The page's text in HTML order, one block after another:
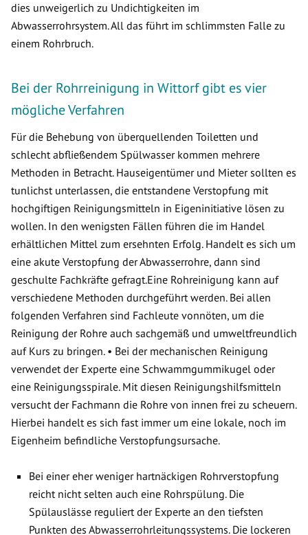
dies unweigerlich zu Undichtigkeiten im
Abwasserrohrsystem. All das führt im schlimmsten Falle zu
einem Rohrbruch.
Bei der Rohrreinigung in Wittorf gibt es vier
mögliche Verfahren
Für die Behebung von überquellenden Toiletten und
schlecht abfließendem Spülwasser kommen mehrere
Methoden in Betracht. Hauseigentümer und Mieter sollten es
tunlichst unterlassen, die entstandene Verstopfung mit
hochgiftigen Reinigungsmitteln in Eigeninitiative lösen zu
wollen. In den wenigsten Fällen führen die im Handel
erhältlichen Mittel zum ersehnten Erfolg. Handelt es sich um
eine akute Verstopfung der Abwasserrohre, dann sind
geschulte Fachkräfte gefragt.Eine Rohreinigung kann auf
verschiedene Methoden durchgeführt werden. Bei allen
folgenden Verfahren sind Fachleute vonnöten, um die
Reinigung der Rohre auch sachgemäß und umweltfreundlich
auf Kurs zu bringen. • Bei der mechanischen Reinigung
verwendet der Experte eine Schwammgummikugel oder
eine Reinigungsspirale. Mit diesen Reinigungshilfsmitteln
versucht der Fachmann die Rohre von innen frei zu scheuern.
Hierbei handelt es sich fast immer um eine lokale, noch im
Eigenheim befindliche Verstopfungsursache.
Bei einer eher weniger hartnäckigen Rohrverstopfung
reicht nicht selten auch eine Rohrspülung. Die
Spülauslässe reguliert der Experte an den tiefsten
Punkten des Abwasserrohrleitungssystems. Die lockeren